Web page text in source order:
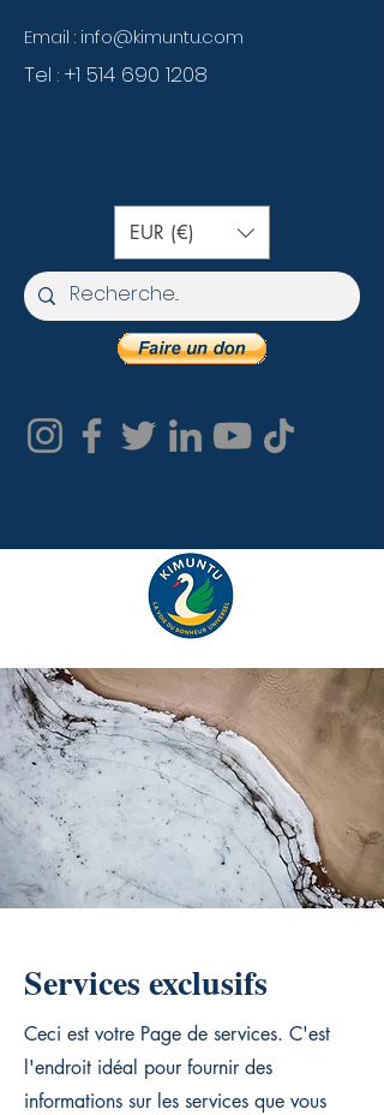
Email : info@kimuntu.com
Tel : +1 514 690 1208
EUR (€)
Services exclusifs
Ceci est votre Page de services. C'est
l'endroit idéal pour fournir des
informations sur les services que vous